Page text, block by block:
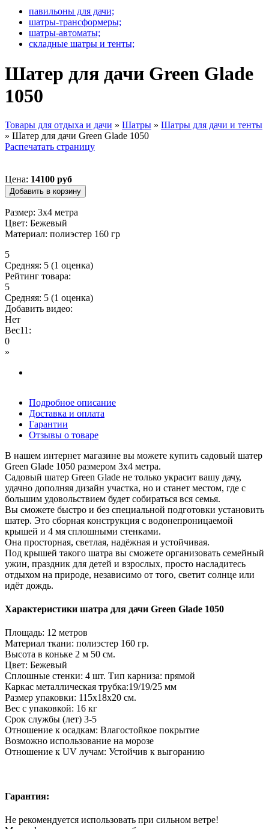
павильоны для дачи;
шатры-трансформеры;
шатры-автоматы;
складные шатры и тенты;
Шатер для дачи Green Glade
1050
Вы здесь
Товары для отдыха и дачи » Шатры » Шатры для дачи и тенты
» Шатер для дачи Green Glade 1050
Распечатать страницу
Цена: 14100 руб
Размер: 3х4 метра
Цвет: Бежевый
Материал: полиэстер 160 гр
5
Средняя: 5 (1 оценка)
Рейтинг товара:
5
Средняя: 5 (1 оценка)
Добавить видео:
Нет
Вес11:
0
»
Подробное описание
Доставка и оплата
Гарантии
Отзывы о товаре
В нашем интернет магазине вы можете купить садовый шатер
Green Glade 1050 размером 3х4 метра.
Садовый шатер Green Glade не только украсит вашу дачу,
удачно дополняя дизайн участка, но и станет местом, где с
большим удовольствием будет собираться вся семья.
Вы сможете быстро и без специальной подготовки установить
шатер. Это сборная конструкция с водонепроницаемой
крышей и 4 мя сплошными стенками.
Она просторная, светлая, надёжная и устойчивая.
Под крышей такого шатра вы сможете организовать семейный
ужин, праздник для детей и взрослых, просто насладитесь
отдыхом на природе, независимо от того, светит солнце или
идёт дождь.
Характеристики шатра для дачи Green Glade 1050
Площадь: 12 метров
Материал ткани: полиэстер 160 гр.
Высота в коньке 2 м 50 см.
Цвет: Бежевый
Сплошные стенки: 4 шт. Тип карниза: прямой
Каркас металлическая трубка:19/19/25 мм
Размер упаковки: 115х18х20 см.
Вес с упаковкой: 16 кг
Срок службы (лет) 3-5
Отношение к осадкам: Влагостойкое покрытие
Возможно использование на морозе
Отношение к UV лучам: Устойчив к выгоранию
Гарантия:
Не рекомендуется использовать при сильном ветре!